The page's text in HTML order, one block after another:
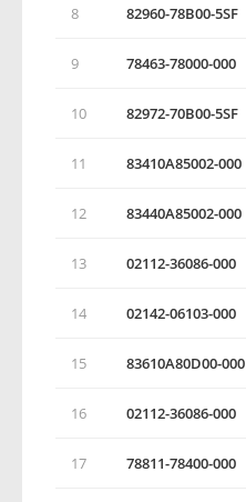
8 82960-78В00-5SF
9 78463-78000-000
10 82972-70В00-5SF
11 83410А85002-000
12 83440А85002-000
13 02112-36086-000
14 02142-06103-000
15 83610А80D00-000
16 02112-36086-000
17 78811-78400-000